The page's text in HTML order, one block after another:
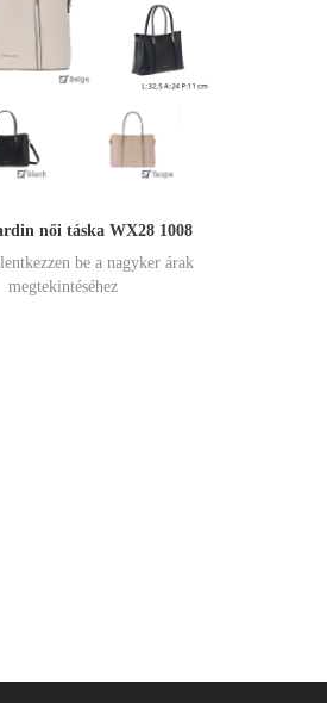
női táska WX28 1008
be a nagyker árak
megtekintéséhez